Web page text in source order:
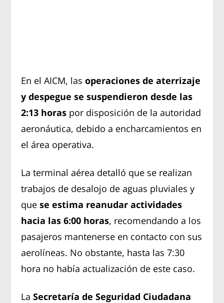
En el AICM, lasoperaciones de aterrizaje
y despegue se suspendieron desde las
2:13 horas por disposición de la autoridad
aeronáutica, debido a encharcamientos en
el área operativa.
La terminal aérea detalló que se realizan
trabajos de desalojo de aguas pluviales y
que se estima reanudar actividades
hacia las 6:00 horas, recomendando a los
pasajeros mantenerse en contacto con sus
aerolíneas. No obstante, hasta las 7:30
hora no había actualización de este caso.
LaSecretaría de Seguridad Ciudadana